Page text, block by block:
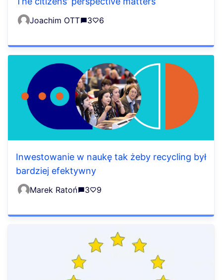
Joachim OTT 3 6
Inwestowanie w naukę tak żeby recycling był
bardziej efektywny
Marek Ratoń 3 9